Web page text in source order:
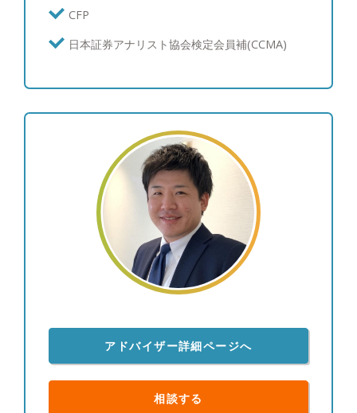
CFP
日本証券アナリスト協会検定会員補(CCMA)
アドバイザー詳細ページへ
相談する